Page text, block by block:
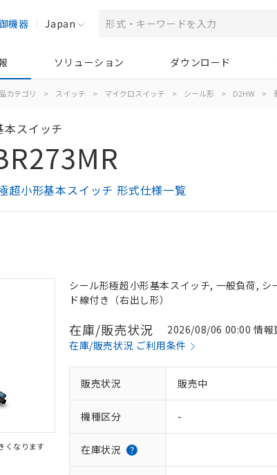
機器 Japan
ソリューション ダウンロード
カテゴリ > スイッチ > マイクロスイッチ > シール形 > D2HW >
本スイッチ
超小形基本スイッチ 形式仕様一覧
くなります
シール形極超小形基本スイッチ, 一般負荷,
ド線付き（右出し形）
在庫/販売状況
2026/08/06 00:00 情報
在庫/販売状況 ご利用条件
販売状況 販売中
機種区分 -
在庫状況